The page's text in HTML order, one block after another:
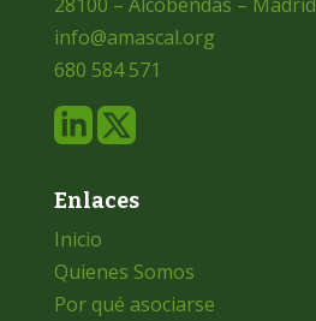
info@amascal.org
680 584 571
Enlaces
Inicio
Quienes Somos
Por qué asociarse